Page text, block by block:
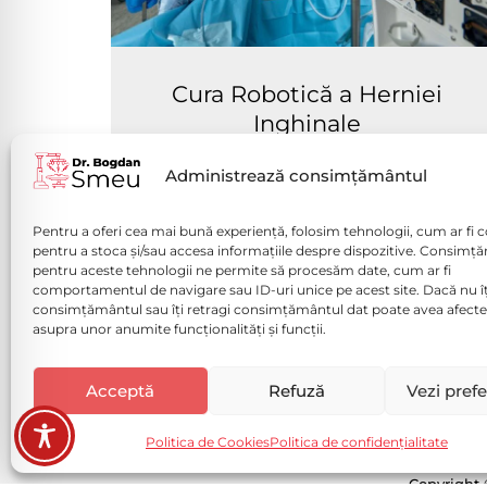
Administrează consimțământul
Pentru a oferi cea mai bună experiență, folosim tehnologii, cum ar fi
pentru a stoca și/sau accesa informațiile despre dispozitive.
pentru aceste tehnologii ne permite să procesăm date, cum ar fi
comportamentul de navigare sau ID-uri unice pe acest site. Dacă nu
consimțământul sau îți retragi consimțământul dat poate avea
asupra unor anumite funcționalități și funcții.
Acceptă Refuză Vezi
Politica de CookiesPolitica de confidențialitate
Cura Robotică a Herniei
Inghinale
Vezi mai mult
Politică de confidențialitate
Politica de Cookies